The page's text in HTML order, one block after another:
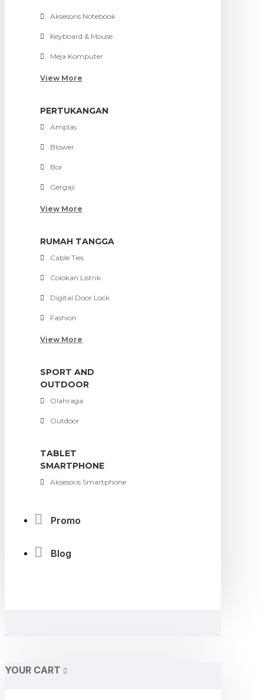
Aksesoris Notebook
Keyboard & Mouse
Meja Komputer
View More
PERTUKANGAN
Amplas
Blower
Bor
Gergaji
View More
RUMAH TANGGA
Cable Ties
Colokan Listrik
Digital Door Lock
Fashion
View More
SPORT AND
OUTDOOR
Olahraga
Outdoor
TABLET
SMARTPHONE
Aksesoris Smartphone
Promo
Blog
YOUR CART